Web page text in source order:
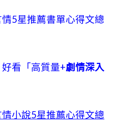
5星推薦書單心得文總
看「高質量+劇情深入
小說5星推薦心得文總